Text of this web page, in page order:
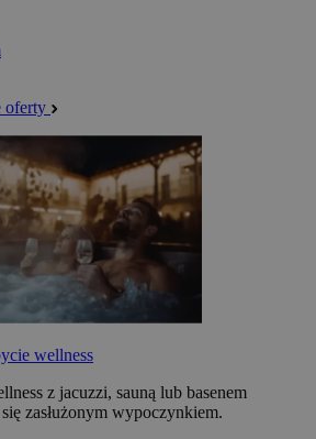
oferty
wellness
z jacuzzi, sauną lub basenem
zasłużonym wypoczynkiem.